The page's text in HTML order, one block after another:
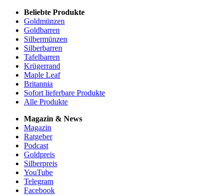
Beliebte Produkte
Goldmünzen
Goldbarren
Silbermünzen
Silberbarren
Tafelbarren
Krügerrand
Maple Leaf
Britannia
Sofort lieferbare Produkte
Alle Produkte
Magazin & News
Magazin
Ratgeber
Podcast
Goldpreis
Silberpreis
YouTube
Telegram
Facebook